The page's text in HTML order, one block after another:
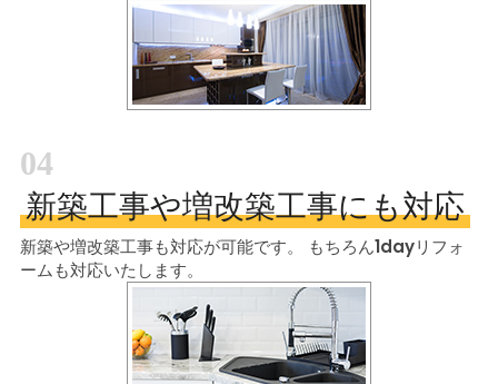
04
新築工事や増改築工事にも対応
新築や増改築工事も対応が可能です。
もちろん1dayリフォ
ームも対応いたします。